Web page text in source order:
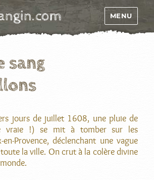
MENU
sang
jours de juillet 1608, une pluie de
vraie !) se mit à tomber sur les
en-Provence, déclenchant une vague
la ville. On crut à la colère divine